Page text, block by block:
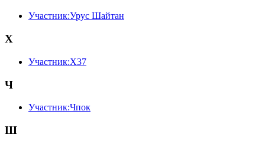
Участник:Урус Шайтан
Х
Участник:Х37
Ч
Участник:Чпок
Ш